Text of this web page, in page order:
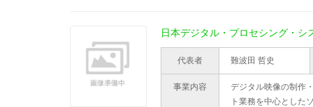
日本デジタル・プロセシング・シ
代表者 難波田 哲史
事業内容
デジタル映像の制作
ト業務を中心とした